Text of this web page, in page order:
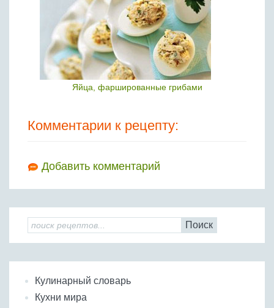
Яйца, фаршированные грибами
Комментарии к рецепту:
Добавить комментарий
Поиск
Кулинарный словарь
Кухни мира